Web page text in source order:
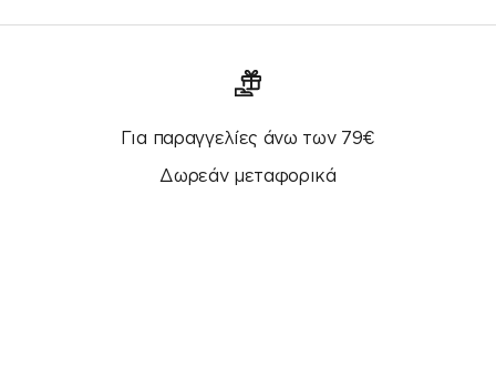
Για παραγγελίες άνω των 79€
Δωρεάν μεταφορικά